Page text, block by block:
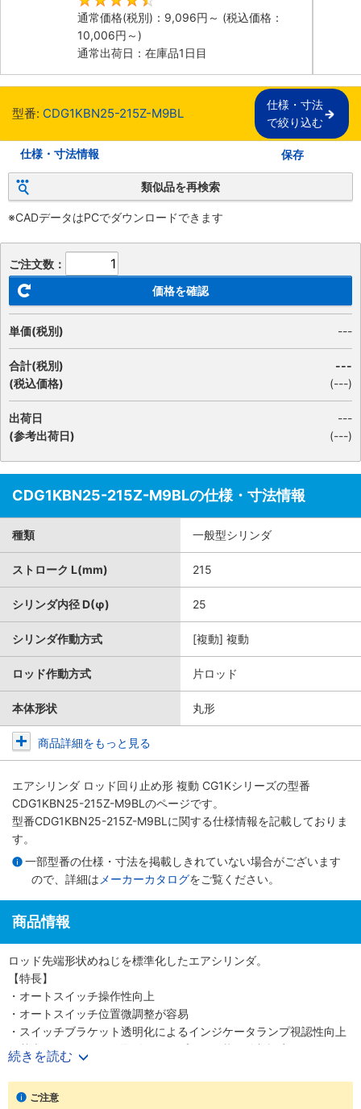
通常価格(税別)： 9,096円 ～ (税込価格：
10,006円 ～)
通常出荷日：在庫品1日目
型番: CDG1KBN25-215Z-M9BL
仕様・寸法
で絞り込む
仕様・寸法情報 保存
類似品を再検索
※CADデータはPCでダウンロードできます
ご注文数：
価格を確認
単価(税別) ---
合計(税別)
(税込価格)
---
(---)
出荷日
(参考出荷日)
---
(---)
CDG1KBN25-215Z-M9BLの仕様・寸法情報
種類 一般型シリンダ
ストローク L(mm) 215
シリンダ内径 D(φ) 25
シリンダ作動方式 [複動] 複動
ロッド作動方式 片ロッド
本体形状 丸形
商品詳細をもっと見る
エアシリンダ ロッド回り止め形 複動 CG1Kシリーズの型番
CDG1KBN25-215Z-M9BLのページです。
型番CDG1KBN25-215Z-M9BLに関する仕様情報を記載しておりま
す。
一部型番の仕様・寸法を掲載しきれていない場合がございます
ので、詳細は メーカーカタログをご覧ください。
商品情報
ロッド先端形状めねじを標準化したエアシリンダ。
【特長】
・オートスイッチ操作性向上
・オートスイッチ位置微調整が容易
・スイッチブラケット透明化によるインジケータランプ視認性向上
・基本形にトラニオン取付用タップなし形状を追加設定
・ロッド先端金具、揺動受け金具付の品番を設定した（シリンダと
金具を別々に手配する手間が省ける）
続きを読む
ご注意